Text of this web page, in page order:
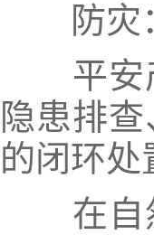
防
平
隐患排
的闭环处
在自